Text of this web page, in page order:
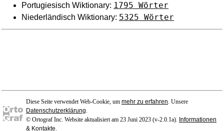
Portugiesisch Wiktionary: 1795 Wörter
Niederländisch Wiktionary: 5325 Wörter
Diese Seite verwendet Web-Cookie, um mehr zu erfahren. Unsere
Datenschutzerklärung.
© Ortograf Inc. Website aktualisiert am 23 Juni 2023 (v-2.0.1a). Informationen
& Kontakte.